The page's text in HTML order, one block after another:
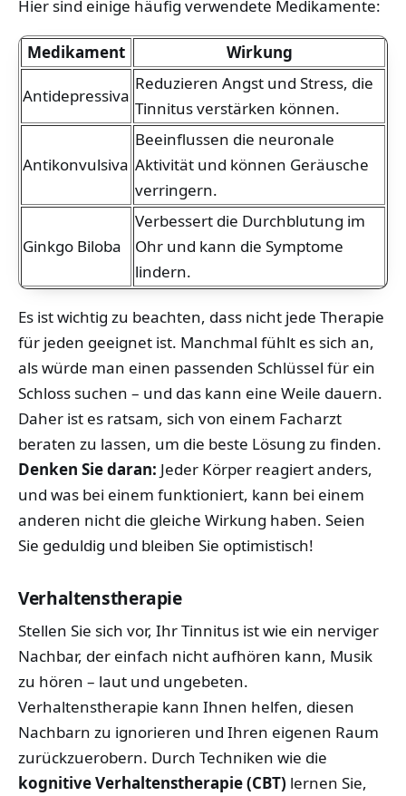
Hier sind einige häufig verwendete Medikamente:
Medikament Wirkung
Antidepressiva
Reduzieren Angst und Stress, die
Tinnitus verstärken können.
Antikonvulsiva
Beeinflussen die neuronale
Aktivität und können Geräusche
verringern.
Ginkgo Biloba
Verbessert die Durchblutung im
Ohr und kann die Symptome
lindern.
Es ist wichtig zu beachten, dass nicht jede Therapie
für jeden geeignet ist. Manchmal fühlt es sich an,
als würde man einen passenden Schlüssel für ein
Schloss suchen – und das kann eine Weile dauern.
Daher ist es ratsam, sich von einem Facharzt
beraten zu lassen, um die beste Lösung zu finden.
Denken Sie daran: Jeder Körper reagiert anders,
und was bei einem funktioniert, kann bei einem
anderen nicht die gleiche Wirkung haben. Seien
Sie geduldig und bleiben Sie optimistisch!
Verhaltenstherapie
Stellen Sie sich vor, Ihr Tinnitus ist wie ein nerviger
Nachbar, der einfach nicht aufhören kann, Musik
zu hören – laut und ungebeten.
Verhaltenstherapie kann Ihnen helfen, diesen
Nachbarn zu ignorieren und Ihren eigenen Raum
zurückzuerobern. Durch Techniken wie die
kognitive Verhaltenstherapie (CBT) lernen Sie,